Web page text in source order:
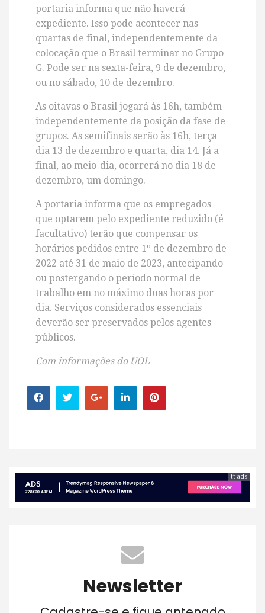
portaria informa que não haverá
expediente. Isso pode acontecer nas
quartas de final, independentemente da
colocação que o Brasil terminar no Grupo
G. Pode ser na sexta-feira, 9 de dezembro,
ou no sábado, 10 de dezembro.
As oitavas o Brasil jogará às 16h, também
independentemente da posição da fase de
grupos. As semifinais serão às 16h, terça
dia 13 de dezembro e quarta, dia 14. Já a
final, ao meio-dia, ocorrerá no dia 18 de
dezembro, um domingo.
A portaria informa que os empregados
que optarem pelo expediente reduzido (é
facultativo) terão que compensar os
horários pedidos entre 1º de dezembro de
2022 até 31 de maio de 2023, antecipando
ou postergando o período normal de
trabalho em no máximo duas horas por
dia. Serviços considerados essenciais
deverão ser preservados pelos agentes
públicos.
Com informações do UOL
tt ads
Newsletter